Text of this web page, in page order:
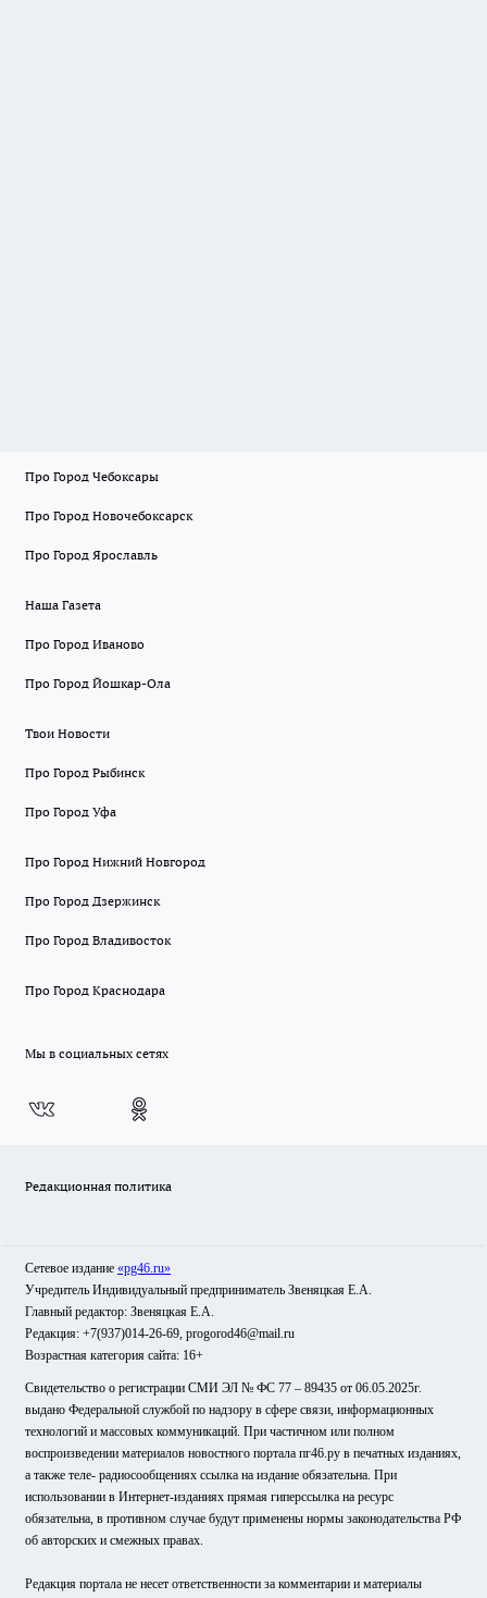
Про Город Чебоксары
Про Город Новочебоксарск
Про Город Ярославль
Наша Газета
Про Город Иваново
Про Город Йошкар-Ола
Твои Новости
Про Город Рыбинск
Про Город Уфа
Про Город Нижний Новгород
Про Город Дзержинск
Про Город Владивосток
Про Город Краснодара
Мы в социальных сетях
Редакционная политика
Сетевое издание «pg46.ru»
Учредитель Индивидуальный предприниматель Звеняцкая Е.А.
Главный редактор: Звеняцкая Е.А.
Редакция: +7(937)014-26-69, progorod46@mail.ru
Возрастная категория сайта: 16+
Свидетельство о регистрации СМИ ЭЛ № ФС 77 – 89435 от 06.05.2025г.
выдано Федеральной службой по надзору в сфере связи, информационных
технологий и массовых коммуникаций. При частичном или полном
воспроизведении материалов новостного портала пг46.ру в печатных изданиях,
а также теле- радиосообщениях ссылка на издание обязательна. При
использовании в Интернет-изданиях прямая гиперссылка на ресурс
обязательна, в противном случае будут применены нормы законодательства РФ
об авторских и смежных правах.
Редакция портала не несет ответственности за комментарии и материалы